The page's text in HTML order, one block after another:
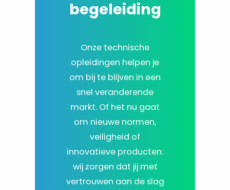
begeleiding
Onze technische
opleidingen helpen je
om bij te blijven in een
snel veranderende
markt. Of het nu gaat
om nieuwe normen,
veiligheid of
innovatieve producten:
wij zorgen dat jij met
vertrouwen aan de slag